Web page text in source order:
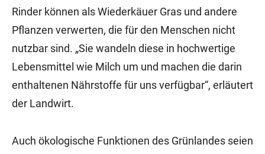
Rinder können als Wiederkäuer Gras und andere
Pflanzen verwerten, die für den Menschen nicht
nutzbar sind. „Sie wandeln diese in hochwertige
Lebensmittel wie Milch um und machen die darin
enthaltenen Nährstoffe für uns verfügbar“, erläutert
der Landwirt.
Auch ökologische Funktionen des Grünlandes seien